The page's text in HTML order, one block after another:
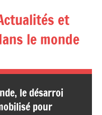
et
le monde
le désarroi
pour